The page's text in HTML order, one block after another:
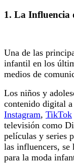
1. La Influencia
Una de las
infantil en los
medios de
Los niños y
contenido digital
Instagram, TikTok
televisión como
películas y series
las influencers, se
para la moda